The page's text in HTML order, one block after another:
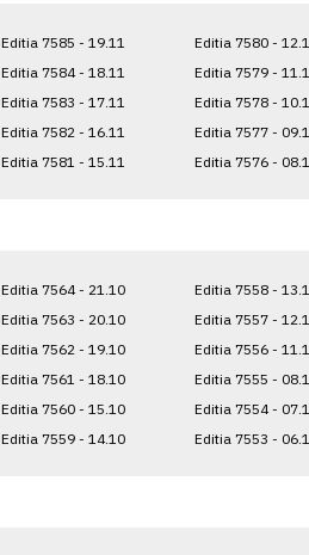
Editia 7585 - 19.11
Editia 7584 - 18.11
Editia 7583 - 17.11
Editia 7582 - 16.11
Editia 7581 - 15.11
Editia 7580 -
Editia 7579 -
Editia 7578 -
Editia 7577 -
Editia 7576 -
Editia 7564 - 21.10
Editia 7563 - 20.10
Editia 7562 - 19.10
Editia 7561 - 18.10
Editia 7560 - 15.10
Editia 7559 - 14.10
Editia 7558 -
Editia 7557 -
Editia 7556 -
Editia 7555 -
Editia 7554 -
Editia 7553 -